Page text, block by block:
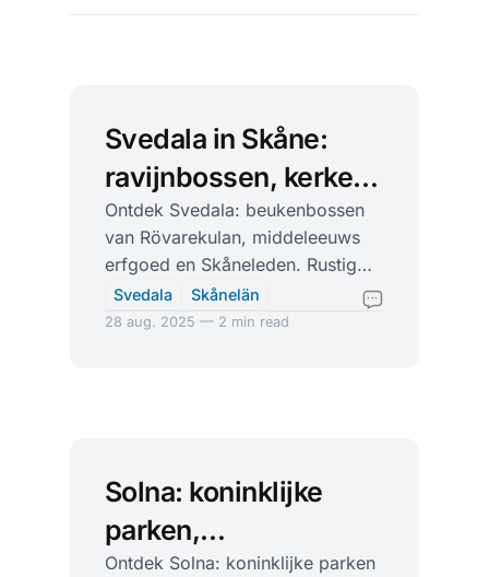
Svedala in Skåne:
ravijnbossen, kerken
en rustige paden
Ontdek Svedala: beukenbossen
van Rövarekulan, middeleeuws
erfgoed en Skåneleden. Rustig
buitenleven, dichtbij Malmö.
Svedala Skånelän
28 aug. 2025 — 2 min read
Solna: koninklijke
parken,
filmgeschiedenis en
Ontdek Solna: koninklijke parken